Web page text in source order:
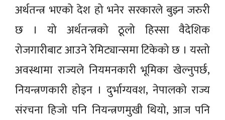
अर्थतन्त्र भएको देश हो भनेर सरकारले बुझ्न जरुरी
छ । यो अर्थतन्त्रको ठूलो हिस्सा वैदेशिक
रोजगारीबाट आउने रेमिट्यान्समा टिकेको छ । यस्तो
अवस्थामा राज्यले नियमनकारी भूमिका खेल्नुपर्छ,
नियन्त्रणकारी होइन । दुर्भाग्यवश, नेपालको राज्य
संरचना हिजो पनि नियन्त्रणमुखी थियो, आज पनि